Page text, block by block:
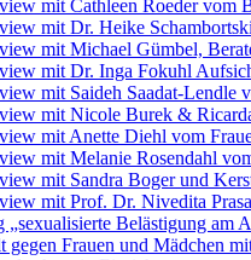
mit Cathleen Roeder vom
mit Dr. Heike
mit Michael Gümbel,
mit Dr. Inga Fokuhl
mit Saideh Saadat-Lendle
mit Nicole Burek &
mit Anette Diehl vom
mit Melanie Rosendahl
mit Sandra Boger und
mit Prof. Dr. Nivedita
„sexualisierte Belästigung am
gegen Frauen und Mädchen